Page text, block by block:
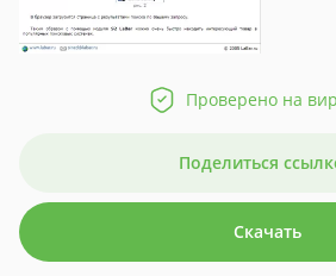
Проверено на
Поделиться
Скачать